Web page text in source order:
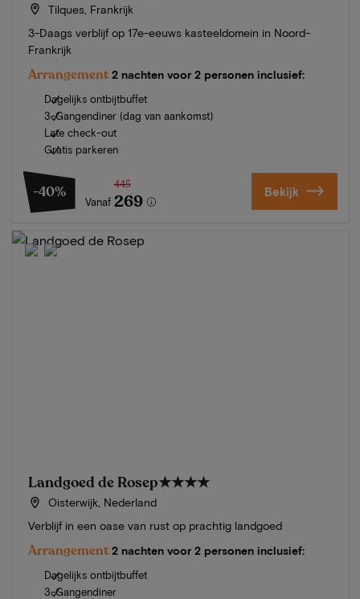
Tilques, Frankrijk
3-Daags verblijf op 17e-eeuws kasteeldomein in Noord-
Frankrijk
Arrangement 2 nachten voor 2 personen inclusief:
Dagelijks ontbijtbuffet
3-Gangendiner (dag van aankomst)
Late check-out
Gratis parkeren
-40%
Vanaf
445
269 Bekijk
Landgoed de Rosep★★★★
Oisterwijk, Nederland
Verblijf in een oase van rust op prachtig landgoed
Arrangement 2 nachten voor 2 personen inclusief:
Dagelijks ontbijtbuffet
3-Gangendiner